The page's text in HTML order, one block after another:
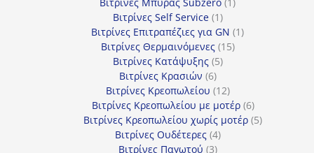
Βιτρίνες Self Service 11
προϊόν
Βιτρίνες Επιτραπέζιες για GN 11
Βιτρίνες Θερμαινόμενες 1515
Βιτρίνες Κατάψυξης 55
Βιτρίνες Κρασιών 66
προϊόντα
Βιτρίνες Κρεοπωλείου 1212
προϊόντα
Βιτρίνες Κρεοπωλείου με μοτέρ 66
προϊόντα
Βιτρίνες Κρεοπωλείου χωρίς μοτέρ 55
Βιτρίνες Ουδέτερες 44
προϊόντα
Βιτρίνες Παγωτού 33